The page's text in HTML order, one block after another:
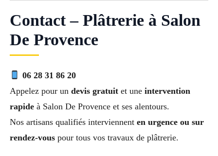
Contact – Plâtrerie à Salon
De Provence
06 28 31 86 20
Appelez pour un devis gratuit et une intervention
rapide à Salon De Provence et ses alentours.
Nos artisans qualifiés interviennent en urgence ou sur
rendez-vous pour tous vos travaux de plâtrerie.